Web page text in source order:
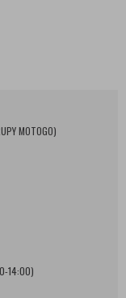
MOTOGO)
14:00)